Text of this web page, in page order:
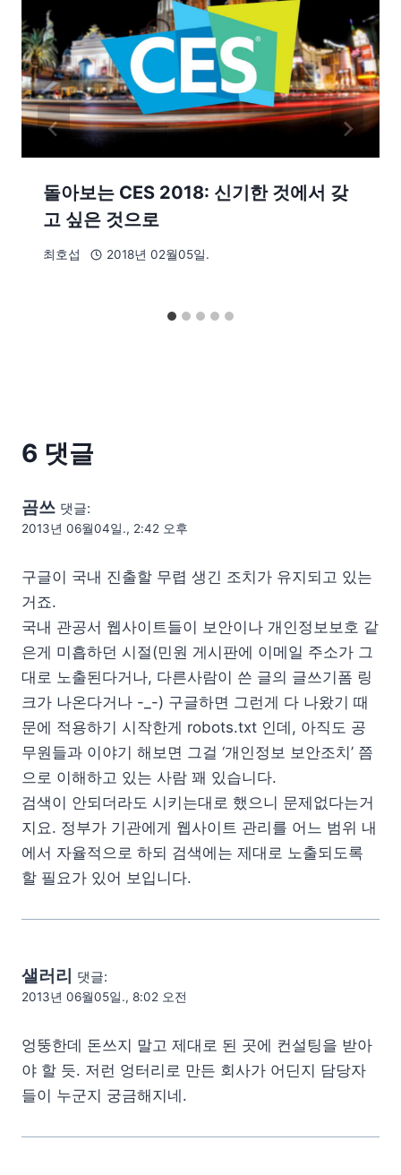
돌아보는 CES 2018: 신기한 것에서 갖
고 싶은 것으로
최호섭 2018년 02월05일.
6 댓글
곰쓰 댓글:
2013년 06월04일., 2:42 오후
구글이 국내 진출할 무렵 생긴 조치가 유지되고 있는
거죠.
국내 관공서 웹사이트들이 보안이나 개인정보보호 같
은게 미흡하던 시절(민원 게시판에 이메일 주소가 그
대로 노출된다거나, 다른사람이 쓴 글의 글쓰기폼 링
크가 나온다거나 -_-) 구글하면 그런게 다 나왔기 때
문에 적용하기 시작한게 robots.txt 인데, 아직도 공
무원들과 이야기 해보면 그걸 ‘개인정보 보안조치’ 쯤
으로 이해하고 있는 사람 꽤 있습니다.
검색이 안되더라도 시키는대로 했으니 문제없다는거
지요. 정부가 기관에게 웹사이트 관리를 어느 범위 내
에서 자율적으로 하되 검색에는 제대로 노출되도록
할 필요가 있어 보입니다.
샐러리 댓글:
2013년 06월05일., 8:02 오전
엉뚱한데 돈쓰지 말고 제대로 된 곳에 컨설팅을 받아
야 할 듯. 저런 엉터리로 만든 회사가 어딘지 담당자
들이 누군지 궁금해지네.